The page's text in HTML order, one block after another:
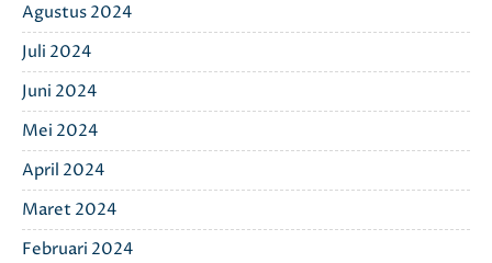
Agustus 2024
Juli 2024
Juni 2024
Mei 2024
April 2024
Maret 2024
Februari 2024